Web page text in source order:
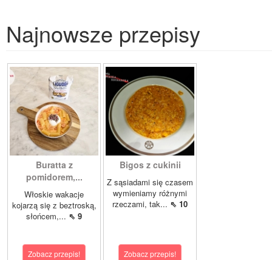
Najnowsze przepisy
Buratta z
pomidorem,...
Włoskie wakacje
kojarzą się z beztroską,
słońcem,... ⇖ 9
Zobacz przepis!
Bigos z cukinii
Z sąsiadami się czasem
wymieniamy różnymi
rzeczami, tak... ⇖ 10
Zobacz przepis!